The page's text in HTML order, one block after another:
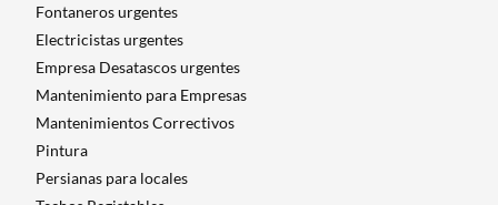
Fontaneros urgentes
Electricistas urgentes
Empresa Desatascos urgentes
Mantenimiento para Empresas​
Mantenimientos Correctivos
Pintura
Persianas para locales